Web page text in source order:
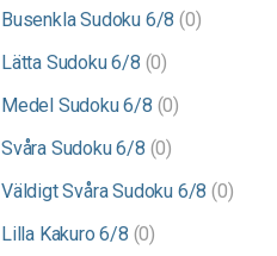
Busenkla Sudoku 6/8(0)
Lätta Sudoku 6/8 (0)
Medel Sudoku 6/8 (0)
Svåra Sudoku 6/8 (0)
Väldigt Svåra Sudoku 6/8(0)
Lilla Kakuro 6/8 (0)